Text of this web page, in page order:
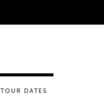
TOUR DATES